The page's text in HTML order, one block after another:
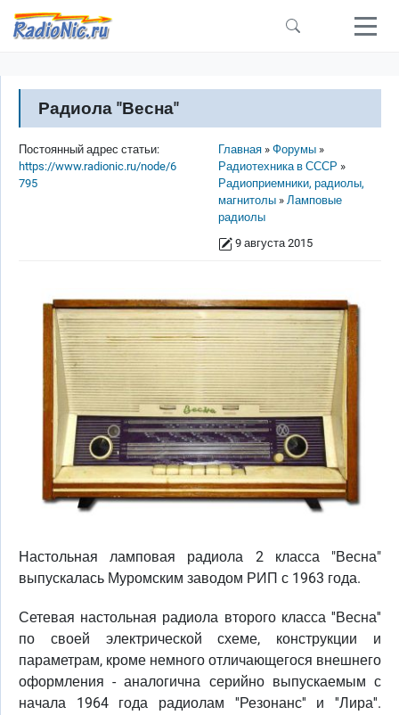
Перейти к основному содержанию
Радиола "Весна"
Строка навигации
Главная
Форумы
Радиотехника в СССР
Радиоприемники, радиолы,
магнитолы
Ламповые
радиолы
9 августа 2015
Постоянный адрес статьи:
https://www.radionic.ru/node/6
795
Настольная ламповая радиола 2 класса "Весна"
выпускалась Муромским заводом РИП с 1963 года.
Сетевая настольная радиола второго класса ''Весна''
по своей электрической схеме, конструкции и
параметрам, кроме немного отличающегося внешнего
оформления - аналогична серийно выпускаемым с
начала 1964 года радиолам ''Резонанс'' и ''Лира''.